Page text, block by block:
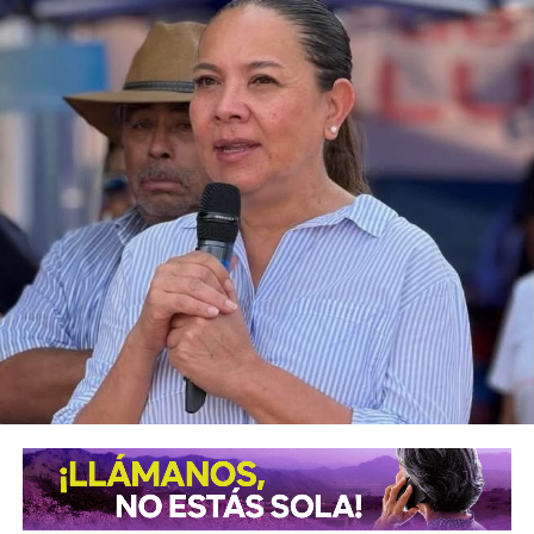
, comisario de laSecretaría de Seguridad Pública y
Protección Ciudadana Municipal (SSPC), ni con el
alcalde Enrique Galindo Ceballos, sobre este caso.
La titular de laFGESLPsostuvo que el escrutinio sobre la
actuación policial es de interés público. “A todo el mundo
nos conviene saber qué está haciendo nuestro policía”,
afirmó.
García Cázaresllamó a la ciudadanía a denunciar
cualquier conducta irregular y aclaró que el llamado no se
limita a la corporación municipal, sino que abarca a todas